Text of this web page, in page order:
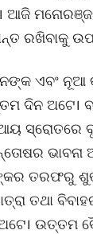
ଆଜି
ରଖିବାକୁ
ଏବଂ ନୂଆ
ଦିନ ଅଟେ।
ସ୍ରୋତରେ
ଭାବନା
ତରଫରୁ ଶୁଭ
ତଥା
ଉତ୍ତମ